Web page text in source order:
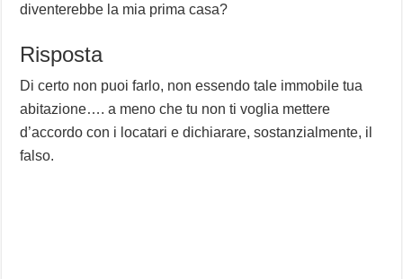
diventerebbe la mia prima casa?
Risposta
Di certo non puoi farlo, non essendo tale immobile tua
abitazione…. a meno che tu non ti voglia mettere
d’accordo con i locatari e dichiarare, sostanzialmente, il
falso.